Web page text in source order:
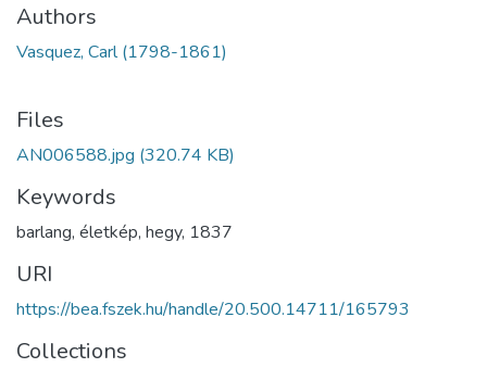
Authors
Vasquez, Carl (1798-1861)
Files
AN006588.jpg (320.74 KB)
Keywords
barlang, életkép, hegy, 1837
URI
https://bea.fszek.hu/handle/20.500.14711/165793
Collections